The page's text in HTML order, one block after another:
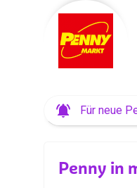
Für neue
Penny in